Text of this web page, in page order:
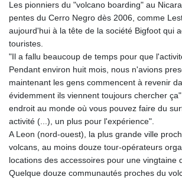
Les pionniers du "volcano boarding" au
pentes du Cerro Negro dès 2006, comme
aujourd'hui à la tête de la société Bigfoot qui
touristes.
"Il a fallu beaucoup de temps pour que
Pendant environ huit mois, nous n'avions
maintenant les gens commencent à revenir
évidemment ils viennent toujours chercher
endroit au monde où vous pouvez faire du
activité (...), un plus pour l'expérience".
A Leon (nord-ouest), la plus grande ville
volcans, au moins douze tour-opérateurs
locations des accessoires pour une vingtaine
Quelque douze communautés proches du